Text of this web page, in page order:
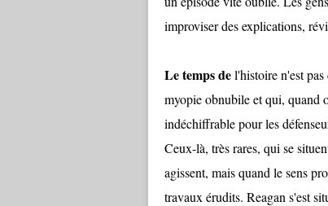
improviser des explications,
Le temps del'histoire n'est
myopie obnubile et qui, quand
indéchiffrable pour les
Ceux-là, très rares, qui se
agissent, mais quand le sens
travaux érudits. Reagan s'est